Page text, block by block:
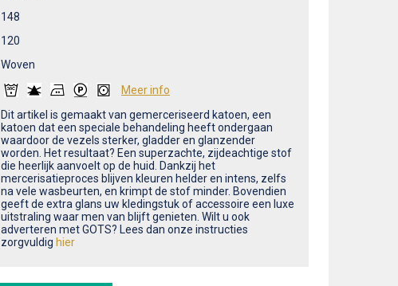
148
120
Woven
Meer info
Dit artikel is gemaakt van gemerceriseerd katoen, een
katoen dat een speciale behandeling heeft ondergaan
waardoor de vezels sterker, gladder en glanzender
worden. Het resultaat? Een superzachte, zijdeachtige stof
die heerlijk aanvoelt op de huid. Dankzij het
mercerisatieproces blijven kleuren helder en intens, zelfs
na vele wasbeurten, en krimpt de stof minder. Bovendien
geeft de extra glans uw kledingstuk of accessoire een luxe
uitstraling waar men van blijft genieten. Wilt u ook
adverteren met GOTS? Lees dan onze instructies
zorgvuldig hier